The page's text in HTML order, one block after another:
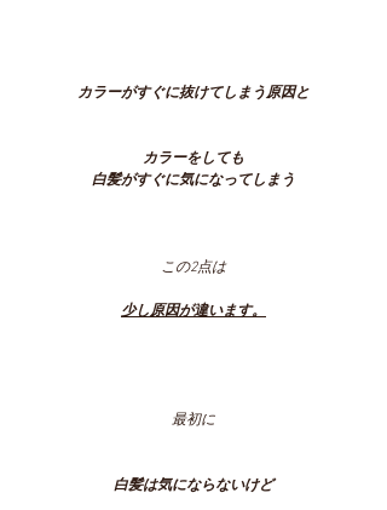
カラーがすぐに抜けてしまう原因と
カラーをしても
白髪がすぐに気になってしまう
この2点は
少し原因が違います。
最初に
白髪は気にならないけど